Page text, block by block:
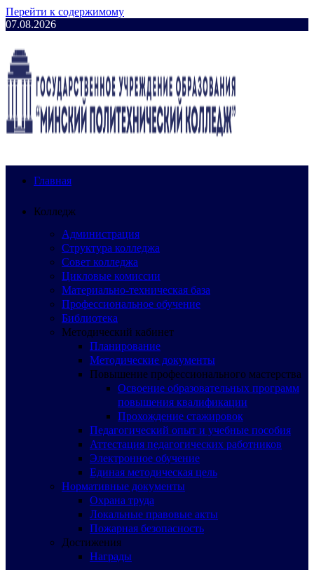
Перейти к содержимому
07.08.2026
Главная
Колледж
Администрация
Структура колледжа
Совет колледжа
Цикловые комиссии
Материально-техническая база
Профессиональное обучение
Библиотека
Методический кабинет
Планирование
Методические документы
Повышение профессионального мастерства
Освоение образовательных программ
повышения квалификации
Прохождение стажировок
Педагогический опыт и учебные пособия
Аттестация педагогических работников
Электронное обучение
Единая методическая цель
Нормативные документы
Охрана труда
Локальные правовые акты
Пожарная безопасность
Достижения
Награды